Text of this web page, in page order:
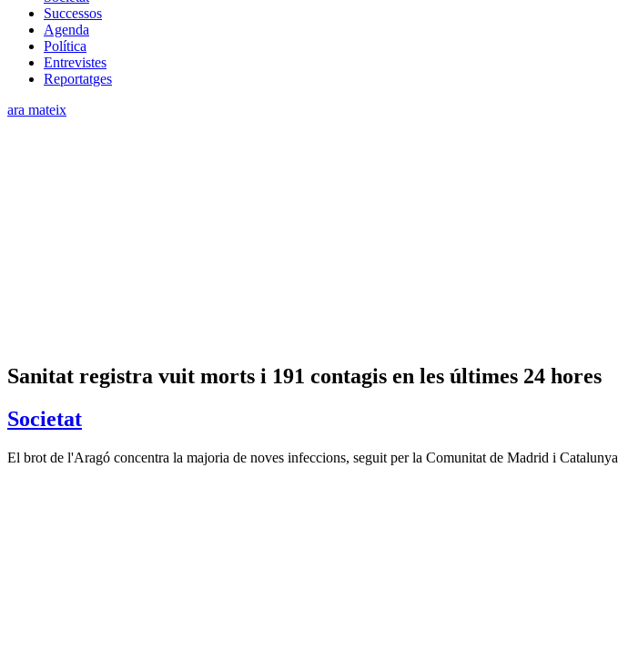
Successos
Agenda
Política
Entrevistes
Reportatges
ara mateix
Sanitat registra vuit morts i 191 contagis en les últimes 24 hores
Societat
El brot de l'Aragó concentra la majoria de noves infeccions, seguit per la Comunitat de Madrid i Catalunya